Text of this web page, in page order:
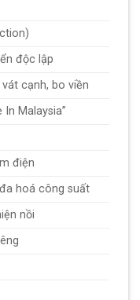
độc lập
vát cạnh, bo viền
In Malaysia”
điện
hoá công suất
nồi